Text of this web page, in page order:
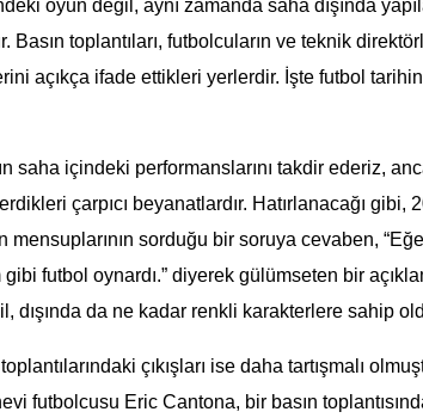
oyun değil, aynı zamanda saha dışında
Basın toplantıları, futbolcuların ve teknik
açıkça ifade ettikleri yerlerdir. İşte futbol
saha içindeki performanslarını takdir ederiz,
çarpıcı beyanatlardır. Hatırlanacağı
mensuplarının sorduğu bir soruya cevaben,
gibi futbol oynardı.” diyerek gülümseten bir
dışında da ne kadar renkli karakterlere sahip
çıkışları ise daha tartışmalı
futbolcusu Eric Cantona, bir basın